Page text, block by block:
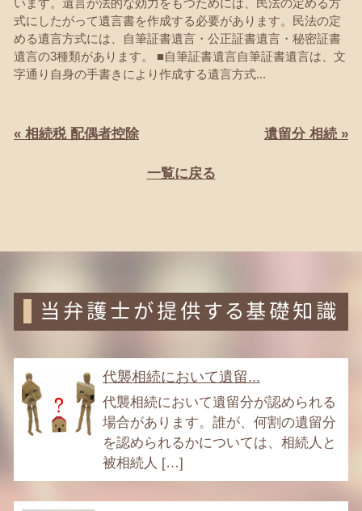
います。遺言が法的な効力をもつためには、民法の定める方
式にしたがって遺言書を作成する必要があります。民法の定
める遺言方式には、自筆証書遺言・公正証書遺言・秘密証書
遺言の3種類があります。 ■自筆証書遺言自筆証書遺言は、文
字通り自身の手書きにより作成する遺言方式...
« 相続税 配偶者控除 遺留分 相続 »
一覧に戻る
当弁護士が提供する基礎知識
代襲相続において遺留...
代襲相続において遺留分が認められる
場合があります。誰が、何割の遺留分
を認められるかについては、相続人と
被相続人 […]